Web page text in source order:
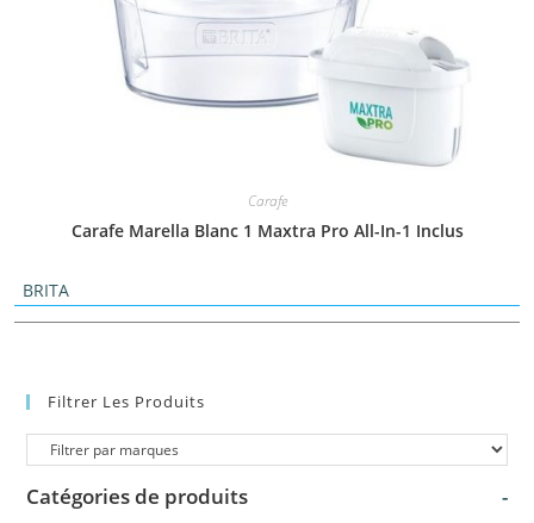
Carafe
Carafe Marella Blanc 1 Maxtra Pro All-In-1 Inclus
BRITA
Filtrer Les Produits
Catégories de produits -